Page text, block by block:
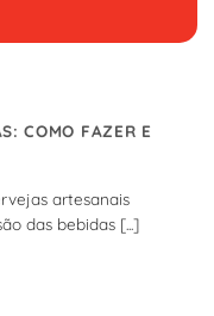
COMO FAZER E
artesanais
das bebidas [...]